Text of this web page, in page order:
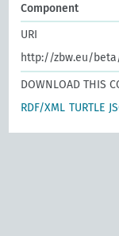
Component
URI
http://zbw.eu/
DOWNLOAD THIS
RDF/XML TURTLE